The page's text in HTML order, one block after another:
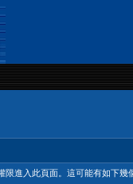
限進入此頁面。這可能有如下幾